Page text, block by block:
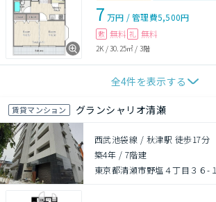
7 万円 /管理費5,500円
敷 無料 礼 無料
2K /30.25㎡ / 3階
全4件を表示する
賃貸マンション グランシャリオ清瀬
西武池袋線 / 秋津駅 徒歩17分
築4年 / 7階建
東京都清瀬市野塩４丁目３６-１